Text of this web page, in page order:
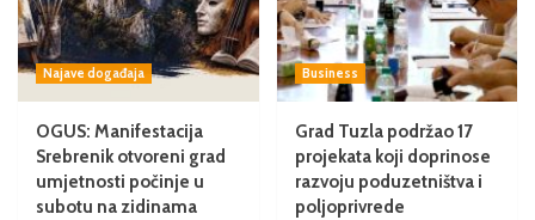
Najave događaja
OGUS: Manifestacija
Srebrenik otvoreni grad
umjetnosti počinje u
subotu na zidinama
Business
Grad Tuzla podržao 17
projekata koji doprinose
razvoju poduzetništva i
poljoprivrede